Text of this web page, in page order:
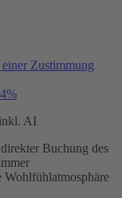
Zustimmung
AI
Buchung des